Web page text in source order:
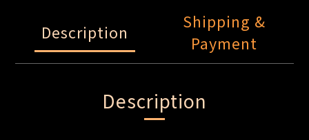
Description
Shipping &
Payment
Description